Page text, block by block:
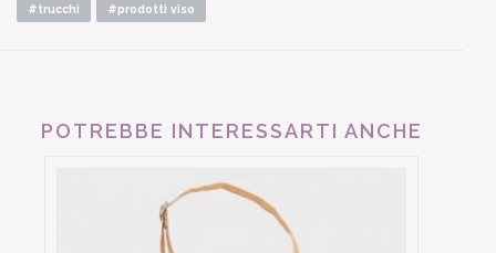
#trucchi #prodotti viso
POTREBBE INTERESSARTI ANCHE